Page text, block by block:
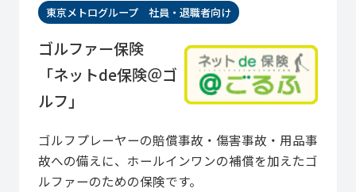
東京メトログループ 社員・退職者向け
ゴルファー保険
「ネットde保険＠ゴ
ルフ」
ゴルフプレーヤーの賠償事故・傷害事故・用品事
故への備えに、ホールインワンの補償を加えたゴ
ルファーのための保険です。